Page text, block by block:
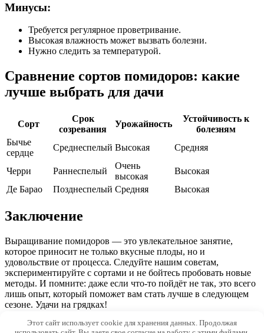
Минусы:
Требуется регулярное проветривание.
Высокая влажность может вызвать болезни.
Нужно следить за температурой.
Сравнение сортов помидоров: какие
лучше выбрать для дачи
Сорт
Срок
созревания
Урожайность
Устойчивость к
болезням
Бычье
сердце
Среднеспелый Высокая Средняя
Черри Раннеспелый
Очень
высокая
Высокая
Де Барао
Позднеспелый Средняя Высокая
Заключение
Выращивание помидоров — это увлекательное занятие,
которое приносит не только вкусные плоды, но и
удовольствие от процесса. Следуйте нашим советам,
экспериментируйте с сортами и не бойтесь пробовать новые
методы. И помните: даже если что-то пойдёт не так, это всего
лишь опыт, который поможет вам стать лучше в следующем
сезоне. Удачи на грядках!
© 2026 Udobrenium.ru
Этот сайт использует cookie для хранения данных. Продолжая